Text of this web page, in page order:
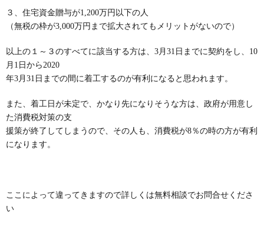
３、住宅資金贈与が1,200万円以下の人
（無税の枠が3,000万円まで拡大されてもメリットがないので）
以上の１～３のすべてに該当する方は、3月31日までに契約をし、10
月1日から2020
年3月31日までの間に着工するのが有利になると思われます。
また、着工日が未定で、かなり先になりそうな方は、政府が用意し
た消費税対策の支
援策が終了してしまうので、その人も、消費税が8％の時の方が有利
になります。
ここによって違ってきますので詳しくは無料相談でお問合せくださ
い